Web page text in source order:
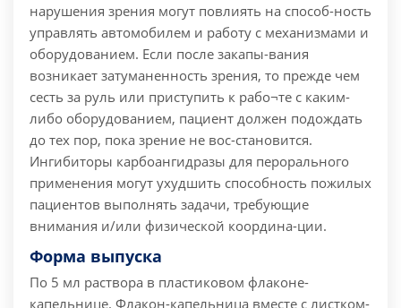
нарушения зрения могут повлиять на способ-ность
управлять автомобилем и работу с механизмами и
оборудованием. Если после закапы-вания
возникает затуманенность зрения, то прежде чем
сесть за руль или приступить к рабо¬те с каким-
либо оборудованием, пациент должен подождать
до тех пор, пока зрение не вос-становится.
Ингибиторы карбоангидразы для перорального
применения могут ухудшить способность пожилых
пациентов выполнять задачи, требующие
внимания и/или физической координа-ции.
Форма выпуска
По 5 мл раствора в пластиковом флаконе-
капельнице. Флакон-капельница вместе с листком-